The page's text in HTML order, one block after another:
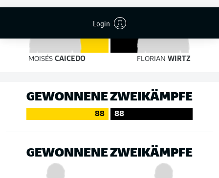
Login 3
MOISÉS CAICEDO FLORIANWIRTZ
GEWONNENE ZWEIKÄMPFE
88 88
GEWONNENE ZWEIKÄMPFE